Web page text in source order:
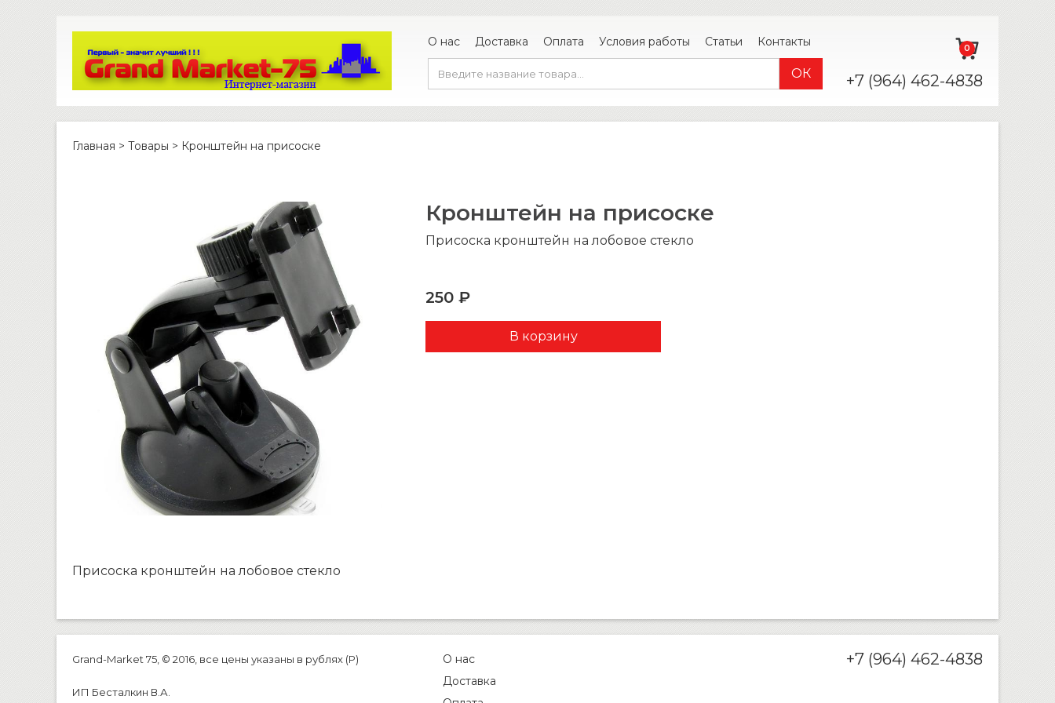
О нас Доставка Оплата Условия работы Статьи Контакты 0
+7 (964) 462-4838
Главная > Товары > Кронштейн на присоске
Кронштейн на присоске
Присоска кронштейн на лобовое стекло
250 ₽
Присоска кронштейн на лобовое стекло
Grand-Market 75, © 2016, все цены указаны в рублях (P)
ИП Бесталкин В.А.
О нас
Доставка
+7 (964) 462-4838